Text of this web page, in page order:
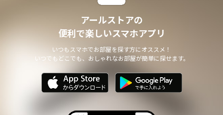
アールストアの
便利で楽しいスマホアプリ
いつもスマホでお部屋を探す方にオススメ！
いつでもどこでも、おしゃれなお部屋が簡単に探せます。